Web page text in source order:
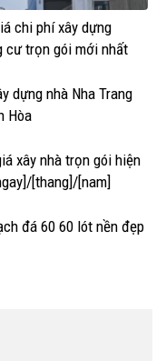
chi phí xây dựng
cư trọn gói mới nhất
dựng nhà Nha Trang
Hòa
xây nhà trọn gói hiện
[thang]/[nam]
đá 60 60 lót nền đẹp